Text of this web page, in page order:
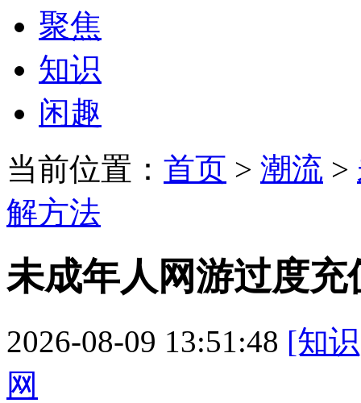
聚焦
知识
闲趣
当前位置： 首页 > 潮流 >
解方法
未成年人网游过度
2026-08-09 13:51:48 [知
网